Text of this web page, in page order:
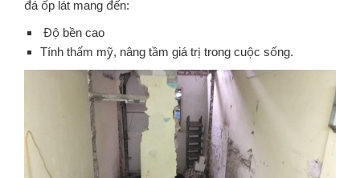
đá ốp lát mang đến:
Độ bền cao
Tính thẩm mỹ, nâng tầm giá trị trong cuộc sống.